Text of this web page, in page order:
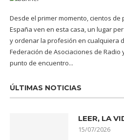
Desde el primer momento, cientos
España ven en esta casa, un lugar
y ordenar la profesión en cualquiera
Federación de Asociaciones de Radio
punto de encuentro...
ÚLTIMAS NOTICIAS
LEER, LA
15/07/2026